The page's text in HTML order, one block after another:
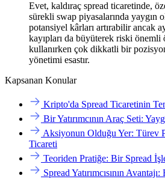
Evet, kaldıraç spread ticaretinde,
sürekli swap piyasalarında yaygın
potansiyel kârları artırabilir ancak
kayıpları da büyüterek riski önemli
kullanırken çok dikkatli bir
yönetimi esastır.
Kapsanan Konular
Kripto'da Spread Ticaretinin
Bir Yatırımcının Araç Seti:
Aksiyonun Olduğu Yer: Türev
Ticareti
Teoriden Pratiğe: Bir Spread
Spread Yatırımcısının